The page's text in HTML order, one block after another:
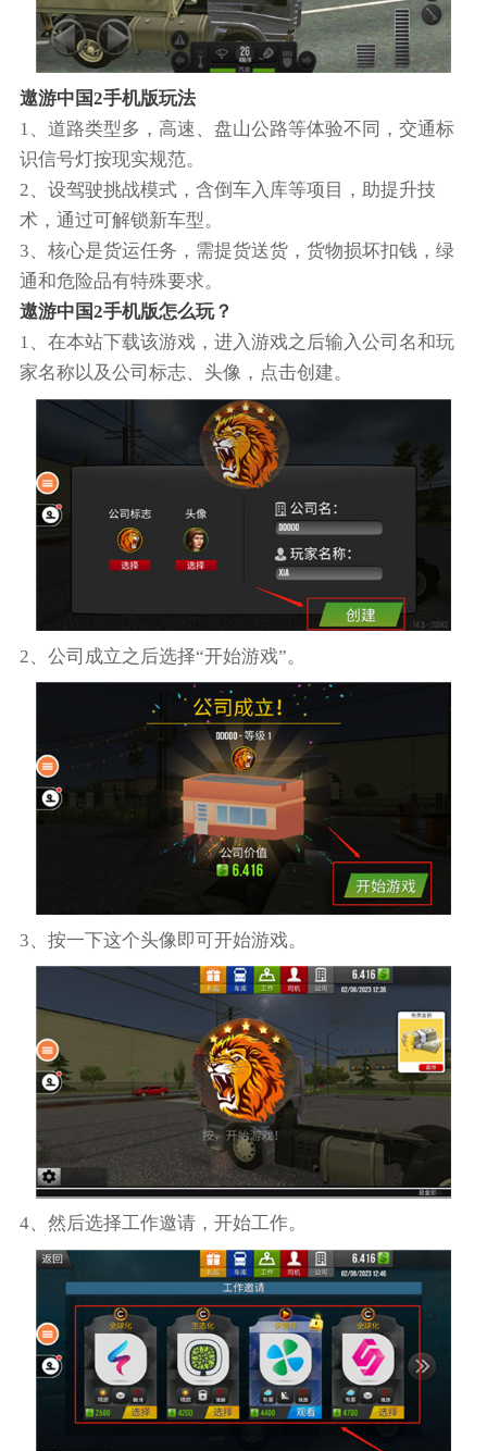
遨游中国2手机版玩法
1、道路类型多，高速、盘山公路等体验不同，交通标
识信号灯按现实规范。
2、设驾驶挑战模式，含倒车入库等项目，助提升技
术，通过可解锁新车型。
3、核心是货运任务，需提货送货，货物损坏扣钱，绿
通和危险品有特殊要求。
遨游中国2手机版怎么玩？
1、在本站下载该游戏，进入游戏之后输入公司名和玩
家名称以及公司标志、头像，点击创建。
2、公司成立之后选择“开始游戏”。
3、按一下这个头像即可开始游戏。
4、然后选择工作邀请，开始工作。